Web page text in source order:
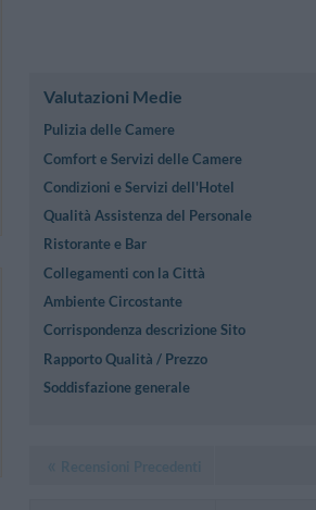
Valutazioni Medie
Pulizia delle Camere
Comfort e Servizi delle Camere
Condizioni e Servizi dell'Hotel
Qualità Assistenza del Personale
Ristorante e Bar
Collegamenti con la Città
Ambiente Circostante
Corrispondenza descrizione Sito
Rapporto Qualità / Prezzo
Soddisfazione generale